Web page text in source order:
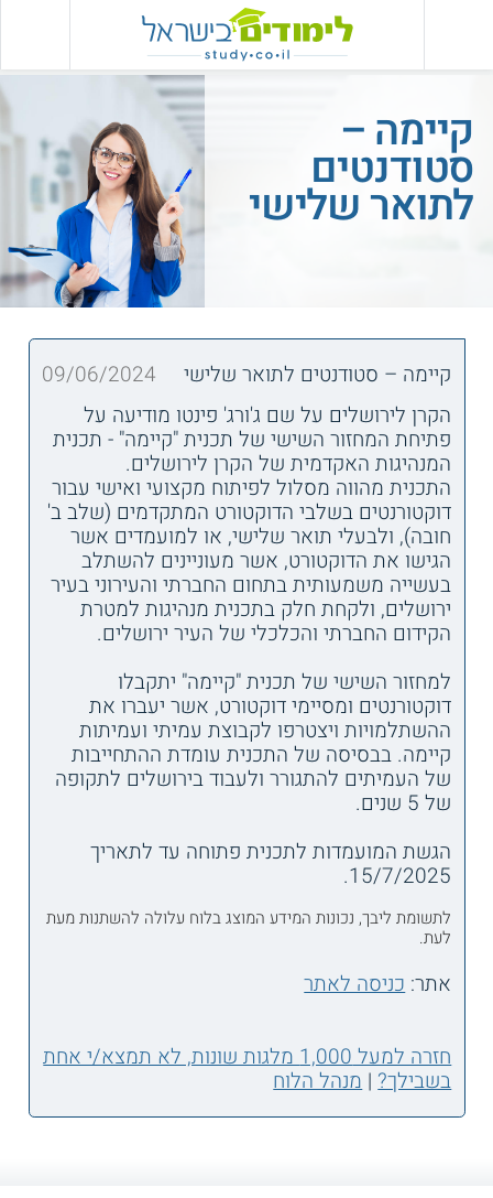
קיימה –
סטודנטים
לתואר שלישי
קיימה – סטודנטים לתואר שלישי
09/06/2024
הקרן לירושלים על שם ג'ורג' פינטו מודיעה על
פתיחת המחזור השישי של תכנית "קיימה" - תכנית
המנהיגות האקדמית של הקרן לירושלים.
התכנית מהווה מסלול לפיתוח מקצועי ואישי עבור
דוקטורנטים בשלבי הדוקטורט המתקדמים (שלב ב'
חובה), ולבעלי תואר שלישי, או למועמדים אשר
הגישו את הדוקטורט, אשר מעוניינים להשתלב
בעשייה משמעותית בתחום החברתי והעירוני בעיר
ירושלים, ולקחת חלק בתכנית מנהיגות למטרת
הקידום החברתי והכלכלי של העיר ירושלים.
למחזור השישי של תכנית "קיימה" יתקבלו
דוקטורנטים ומסיימי דוקטורט, אשר יעברו את
ההשתלמויות ויצטרפו לקבוצת עמיתי ועמיתות
קיימה. בבסיסה של התכנית עומדת ההתחייבות
של העמיתים להתגורר ולעבוד בירושלים לתקופה
של 5 שנים.
הגשת המועמדות לתכנית פתוחה עד לתאריך
15/7/2025.
לתשומת ליבך, נכונות המידע המוצג בלוח עלולה להשתנות מעת
לעת.
אתר:כניסה לאתר
חזרה למעל 1,000 מלגות שונות, לא תמצא/י אחת
בשבילך?|מנהל הלוח